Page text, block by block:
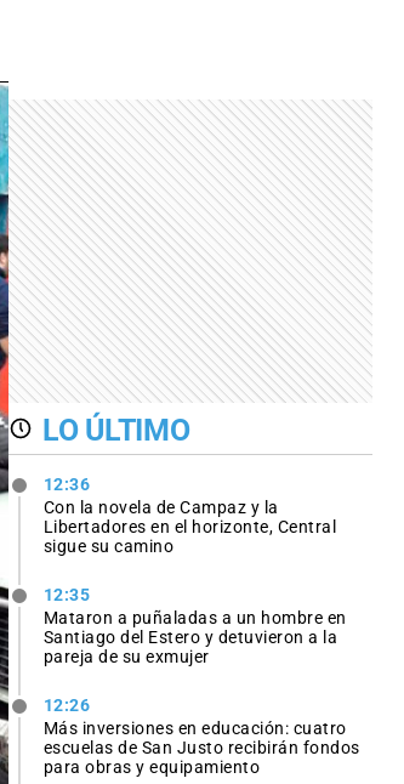
LO ÚLTIMO
12:36
Con la novela de Campaz y la
Libertadores en el horizonte, Central
sigue su camino
12:35
Mataron a puñaladas a un hombre en
Santiago del Estero y detuvieron a la
pareja de su exmujer
12:26
Más inversiones en educación: cuatro
escuelas de San Justo recibirán fondos
para obras y equipamiento